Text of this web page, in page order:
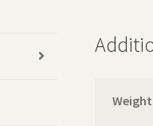
Weight